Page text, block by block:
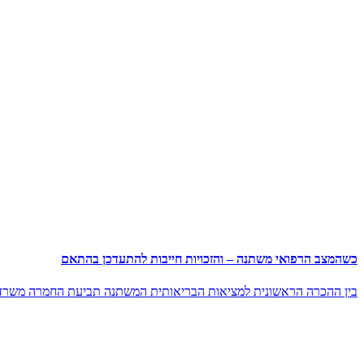
כשהמצב הרפואי משתנה – והזכויות חייבות להתעדכן בהתאם
בין ההכרה הראשונית למציאות הבריאותית המשתנה תביעת החמרה